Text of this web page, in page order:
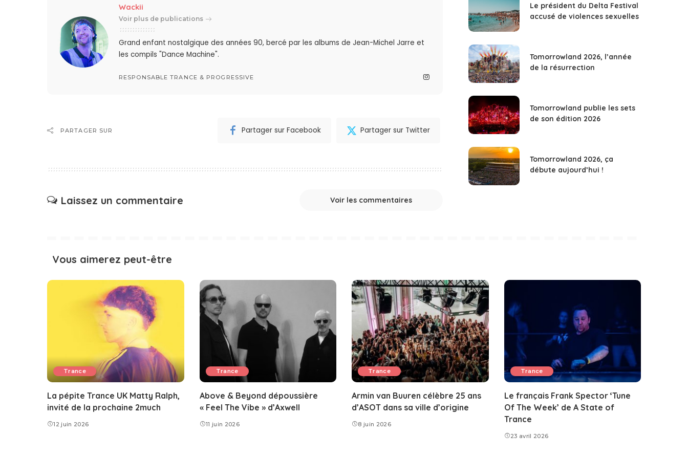
Wackii
Voir plus de publications
Grand enfant nostalgique des années 90, bercé par les albums de Jean-Michel Jarre et
les compils "Dance Machine".
RESPONSABLE TRANCE & PROGRESSIVE
PARTAGER SUR Partager sur Facebook Partager sur Twitter
Laissez un commentaire Voir les commentaires
Le président du Delta Festival
accusé de violences sexuelles
Tomorrowland 2026, l’année
de la résurrection
Tomorrowland publie les sets
de son édition 2026
Tomorrowland 2026, ça
débute aujourd’hui !
Vous aimerez peut-être
Trance
La pépite Trance UK Matty Ralph,
invité de la prochaine 2much
12 juin 2026
Trance
Above & Beyond dépoussière
« Feel The Vibe » d’Axwell
11 juin 2026
Trance
Armin van Buuren célèbre 25 ans
d’ASOT dans sa ville d’origine
8 juin 2026
Trance
Le français Frank Spector ‘Tune
Of The Week’ de A State of
Trance
23 avril 2026